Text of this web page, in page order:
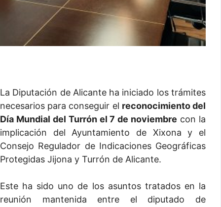
La Diputación de Alicante ha iniciado los trámites
necesarios para conseguir el reconocimiento del
Día Mundial del Turrón el 7 de noviembre con la
implicación del Ayuntamiento de Xixona y el
Consejo Regulador de Indicaciones Geográficas
Protegidas Jijona y Turrón de Alicante.
Este ha sido uno de los asuntos tratados en la
reunión mantenida entre el diputado de